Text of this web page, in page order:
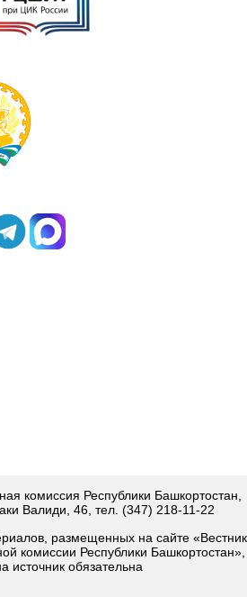
комиссия Республики Башкортостан,
Валиди, 46, тел. (347) 218-11-22
размещенных на сайте «Вестник
комиссии Республики Башкортостан»,
источник обязательна